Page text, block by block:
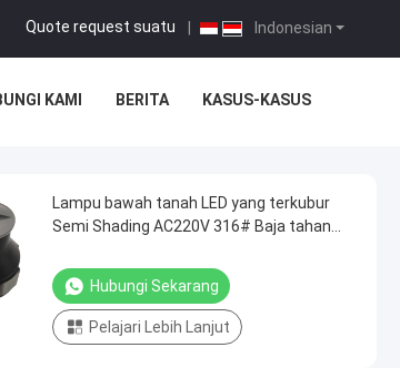
Indonesian
Quote request suatu
KAMI BERITA KASUS-KASUS
Lampu bawah tanah LED yang terkubur
Semi Shading AC220V 316# Baja tahan
Hubungi Sekarang
Pelajari Lebih Lanjut